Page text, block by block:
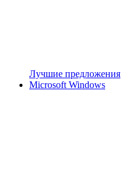
Лучшие предложения
Microsoft Windows